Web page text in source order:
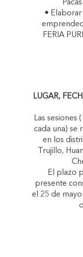
•
FERIA
LUGAR,
Las sesiones
cada una) se
en los
Trujillo,
El plazo
presente
el 25 de